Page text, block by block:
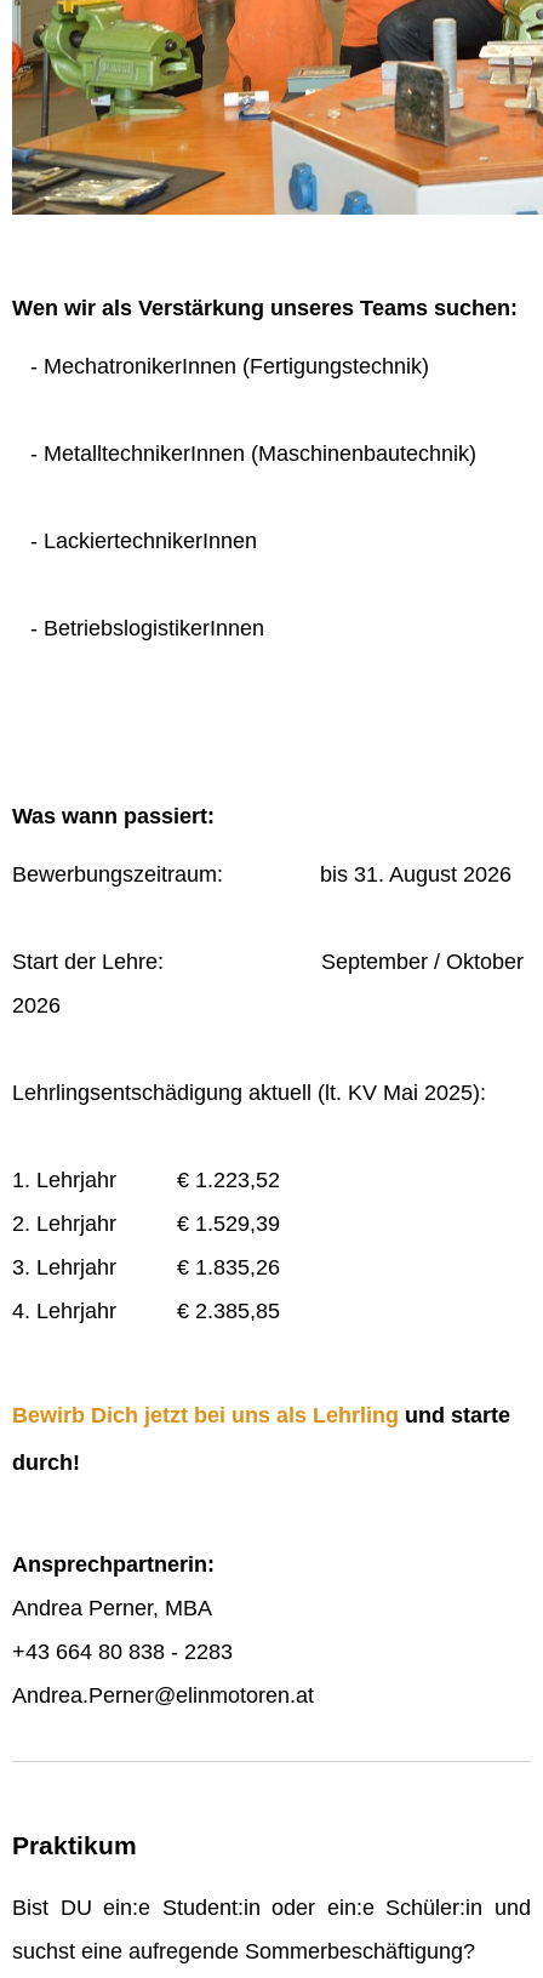
Wen wir als Verstärkung unseres Teams suchen:
- MechatronikerInnen (Fertigungstechnik)
- MetalltechnikerInnen (Maschinenbautechnik)
- LackiertechnikerInnen
- BetriebslogistikerInnen
Was wann passiert:
Bewerbungszeitraum: bis 31. August 2026
Start der Lehre: September / Oktober
2026
Lehrlingsentschädigung aktuell (lt. KV Mai 2025):
1. Lehrjahr € 1.223,52
2. Lehrjahr € 1.529,39
3. Lehrjahr € 1.835,26
4. Lehrjahr € 2.385,85
Bewirb Dich jetzt bei uns als Lehrling und starte
durch!
Ansprechpartnerin:
Andrea Perner, MBA
+43 664 80 838 - 2283
Andrea.Perner@elinmotoren.at
Praktikum
Bist DU ein:e Student:in oder ein:e Schüler:in und
suchst eine aufregende Sommerbeschäftigung?